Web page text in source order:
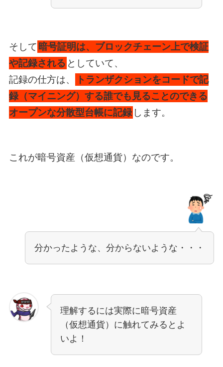
そして 暗号証明は、ブロックチェーン上で検証
や記録される としていて、
記録の仕方は、
トランザクションをコードで記
録（マイニング）する誰でも見ることのできる
オープンな分散型台帳に記録 します。
これが暗号資産（仮想通貨）なのです。
分かったような、分からないような・・・
理解するには実際に暗号資産
（仮想通貨）に触れてみるとよ
いよ！